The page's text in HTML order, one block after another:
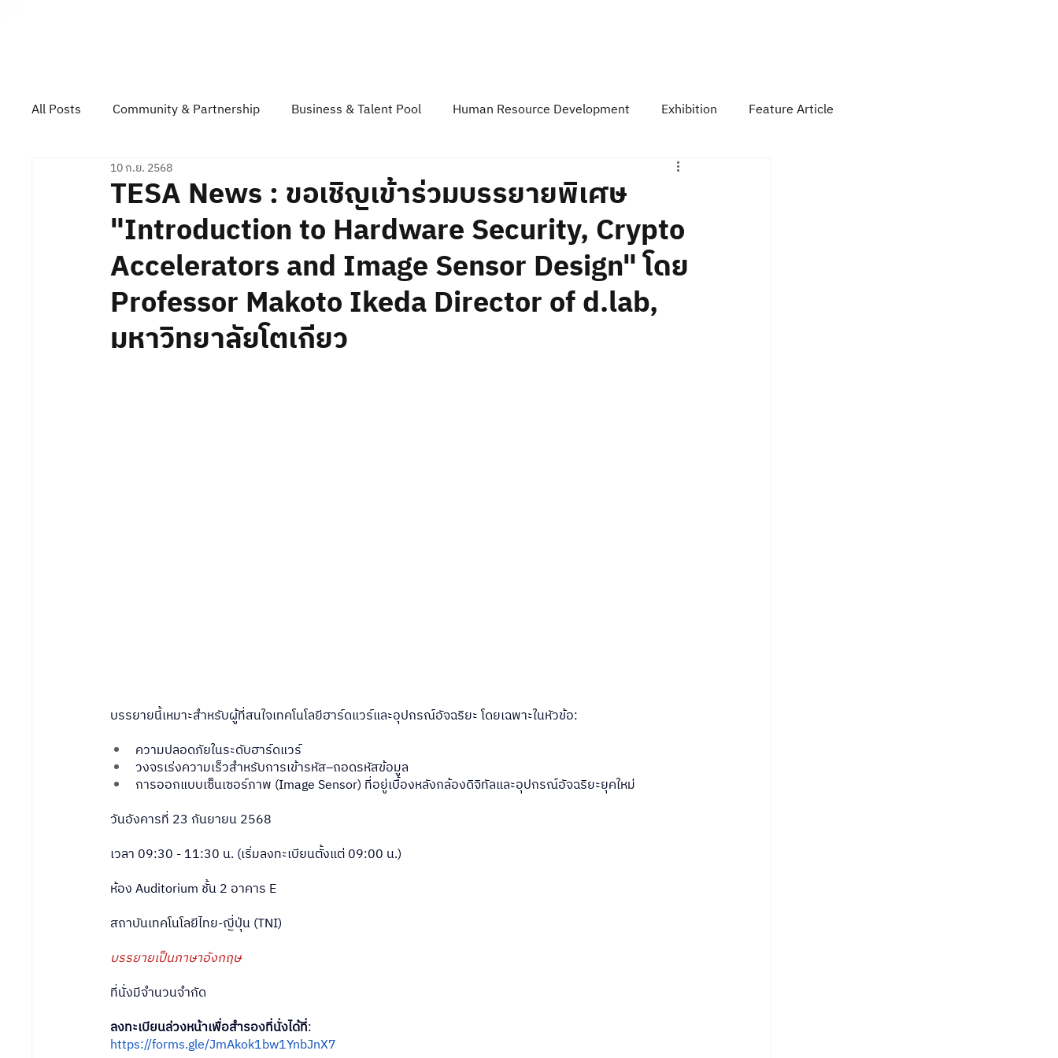
All Posts Community & Partnership Business & Talent Pool Human Resource Development Exhibition Feature Article
Technology & Product Showcase TESA News Update
TESA News : ขอเชิญเข้าร่วมบรรยายพิเศษ
"Introduction to Hardware Security, Crypto
Accelerators and Image Sensor Design" โดย
Professor Makoto Ikeda Director of d.lab,
มหาวิทยาลัยโตเกียว
10 ก.ย. 2568
บรรยายนี้เหมาะสำหรับผู้ที่สนใจเทคโนโลยีฮาร์ดแวร์และอุปกรณ์อัจฉริยะ โดยเฉพาะในหัวข้อ:
ความปลอดภัยในระดับฮาร์ดแวร์
วงจรเร่งความเร็วสำหรับการเข้ารหัส–ถอดรหัสข้อมูล
การออกแบบเซ็นเซอร์ภาพ (Image Sensor) ที่อยู่เบื้องหลังกล้องดิจิทัลและอุปกรณ์อัจฉริยะยุคใหม่
วันอังคารที่ 23 กันยายน 2568
เวลา 09:30 - 11:30 น. (เริ่มลงทะเบียนตั้งแต่ 09:00 น.)
ห้อง Auditorium ชั้น 2 อาคาร E
สถาบันเทคโนโลยีไทย-ญี่ปุ่น (TNI)
บรรยายเป็นภาษาอังกฤษ
ที่นั่งมีจำนวนจำกัด
ลงทะเบียนล่วงหน้าเพื่อสำรองที่นั่งได้ที่:
https://forms.gle/JmAkok1bw1YnbJnX7